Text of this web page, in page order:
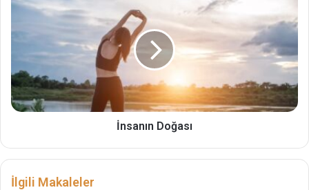
İnsanın Doğası
İlgili Makaleler